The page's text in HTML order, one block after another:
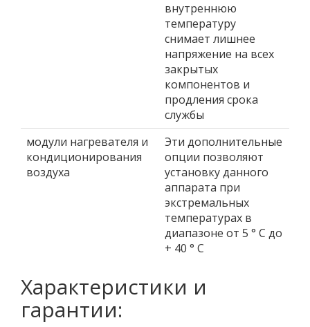
внутреннюю
температуру
снимает лишнее
напряжение на всех
закрытых
компонентов и
продления срока
службы
модули нагревателя и
кондиционирования
воздуха
Эти дополнительные
опции позволяют
установку данного
аппарата при
экстремальных
температурах в
диапазоне от 5 ° С до
+ 40 ° C
Характеристики и
гарантии: